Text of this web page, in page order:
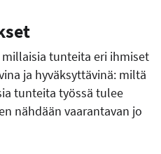
tunteita eri ihmiset
ja hyväksyttävinä: miltä
tunteita työssä tulee
nähdään vaarantavan jo